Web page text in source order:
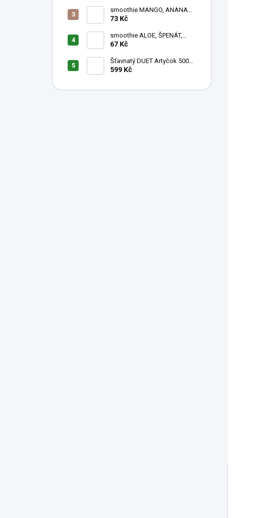
smoothie MANGO, ANANAS,
RAKYTNÍK
73 Kč
smoothie ALOE, ŠPENÁT,
KOKOS
67 Kč
Šťavnatý DUET Artyčok 500
ml + Ostropestřec 500 ml
599 Kč